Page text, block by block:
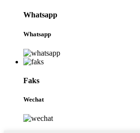
Whatsapp
Whatsapp
Faks
Wechat